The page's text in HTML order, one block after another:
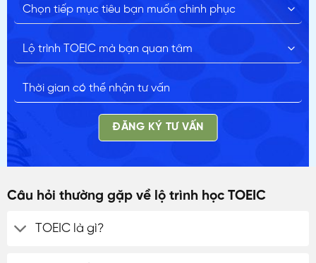
ĐĂNG KÝ TƯ VẤN
Câu hỏi thường gặp về lộ trình học TOEIC
TOEIC là gì?